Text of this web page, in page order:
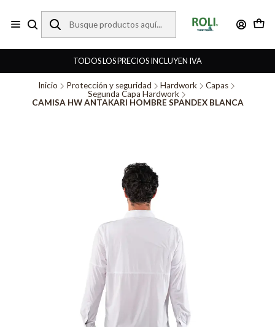
TODOS LOS PRECIOS INCLUYEN IVA
Inicio Protección y seguridad Hardwork
Capas
Segunda Capa Hardwork
CAMISA HW ANTAKARI HOMBRE SPANDEX BLANCA